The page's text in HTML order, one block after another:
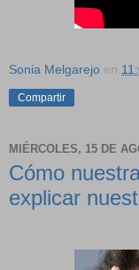
Sonia Melgarejo en
Compartir
MIÉRCOLES, 15 DE
Cómo
explicar